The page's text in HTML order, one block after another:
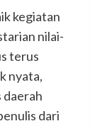
kegiatan
nilai-
terus
nyata,
daerah
dari